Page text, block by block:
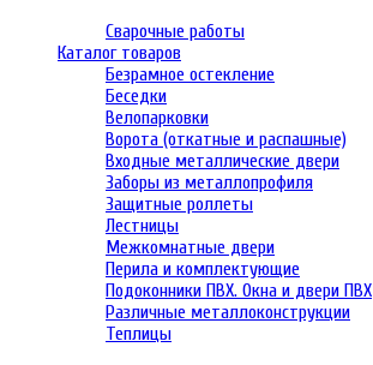
Сварочные работы
Каталог товаров
Безрамное остекление
Беседки
Велопарковки
Ворота (откатные и распашные)
Входные металлические двери
Заборы из металлопрофиля
Защитные роллеты
Лестницы
Межкомнатные двери
Перила и комплектующие
Подоконники ПВХ. Окна и двери ПВХ
Различные металлоконструкции
Теплицы